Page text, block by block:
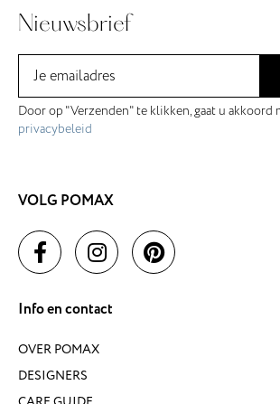
Nieuwsbrief
Door op "Verzenden" te klikken, gaat u akkoord
privacybeleid
VOLG POMAX
Info en contact
OVER POMAX
DESIGNERS